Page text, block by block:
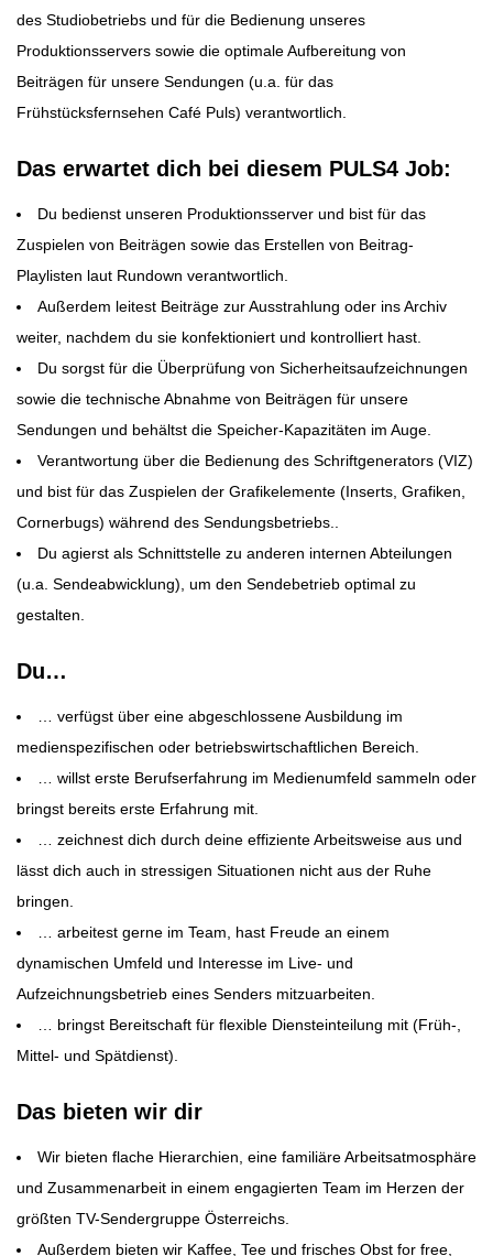
des Studiobetriebs und für die Bedienung unseres
Produktionsservers sowie die optimale Aufbereitung von
Beiträgen für unsere Sendungen (u.a. für das
Frühstücksfernsehen Café Puls) verantwortlich.
Das erwartet dich bei diesem PULS4 Job:
Du bedienst unseren Produktionsserver und bist für das
Zuspielen von Beiträgen sowie das Erstellen von Beitrag-
Playlisten laut Rundown verantwortlich.
Außerdem leitest Beiträge zur Ausstrahlung oder ins Archiv
weiter, nachdem du sie konfektioniert und kontrolliert hast.
Du sorgst für die Überprüfung von Sicherheitsaufzeichnungen
sowie die technische Abnahme von Beiträgen für unsere
Sendungen und behältst die Speicher-Kapazitäten im Auge.
Verantwortung über die Bedienung des Schriftgenerators (VIZ)
und bist für das Zuspielen der Grafikelemente (Inserts, Grafiken,
Cornerbugs) während des Sendungsbetriebs..
Du agierst als Schnittstelle zu anderen internen Abteilungen
(u.a. Sendeabwicklung), um den Sendebetrieb optimal zu
gestalten.
Du…
… verfügst über eine abgeschlossene Ausbildung im
medienspezifischen oder betriebswirtschaftlichen Bereich.
… willst erste Berufserfahrung im Medienumfeld sammeln oder
bringst bereits erste Erfahrung mit.
… zeichnest dich durch deine effiziente Arbeitsweise aus und
lässt dich auch in stressigen Situationen nicht aus der Ruhe
bringen.
… arbeitest gerne im Team, hast Freude an einem
dynamischen Umfeld und Interesse im Live- und
Aufzeichnungsbetrieb eines Senders mitzuarbeiten.
… bringst Bereitschaft für flexible Diensteinteilung mit (Früh-,
Mittel- und Spätdienst).
Das bieten wir dir
Wir bieten flache Hierarchien, eine familiäre Arbeitsatmosphäre
und Zusammenarbeit in einem engagierten Team im Herzen der
größten TV-Sendergruppe Österreichs.
Außerdem bieten wir Kaffee, Tee und frisches Obst for free,